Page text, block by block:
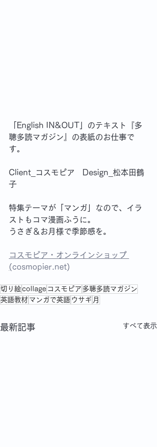
「English IN&OUT」のテキスト『多
聴多読マガジン』の表紙のお仕事で
す。
Client_コスモピア　Design_松本田鶴
子
特集テーマが「マンガ」なので、イラ
ストもコマ漫画ふうに。
うさぎ＆お月様で季節感を。
コスモピア・オンラインショップ
(cosmopier.net)
切り絵collage コスモピア 多聴多読マガジン
英語教材 マンガで英語 ウサギ 月
最新記事 すべて表示